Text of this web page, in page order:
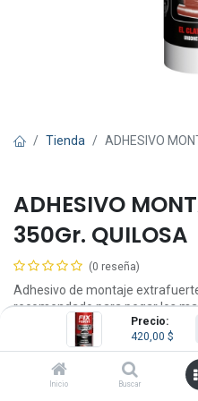
Precio:
420,00 $
Inicio Buscar
Tienda ADHESIVO
ADHESIVO
350Gr. QUILOSA
(0 reseña)
Adhesivo de montaje
recomendado para pegar los
utilizados durante trabajos de
Ficha técnica
Ventajas